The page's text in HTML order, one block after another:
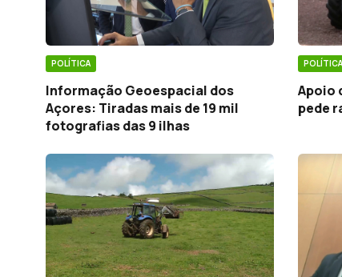
POLÍTICA
Informação Geoespacial dos
Açores: Tiradas mais de 19 mil
fotografias das 9 ilhas
POLÍTICA
Apoio
pede